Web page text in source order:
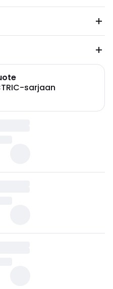
sarjaan